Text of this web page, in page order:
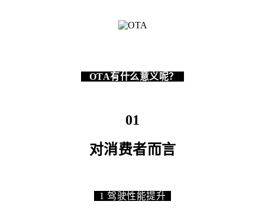
OTA有什么意义呢？
01
对消费者而言
1 驾驶性能提升